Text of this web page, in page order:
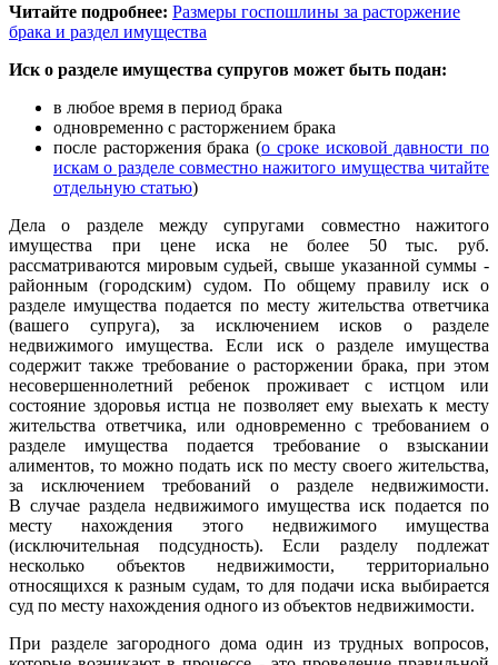
Читайте подробнее: Размеры госпошлины за расторжение
брака и раздел имущества
Иск о разделе имущества супругов может быть подан:
в любое время в период брака
одновременно с расторжением брака
после расторжения брака (о сроке исковой давности по
искам о разделе совместно нажитого имущества читайте
отдельную статью)
Дела о разделе между супругами совместно нажитого
имущества при цене иска не более 50 тыс. руб.
рассматриваются мировым судьей, свыше указанной суммы -
районным (городским) судом. По общему правилу иск о
разделе имущества подается по месту жительства ответчика
(вашего супруга), за исключением исков о разделе
недвижимого имущества. Если иск о разделе имущества
содержит также требование о расторжении брака, при этом
несовершеннолетний ребенок проживает с истцом или
состояние здоровья истца не позволяет ему выехать к месту
жительства ответчика, или одновременно с требованием о
разделе имущества подается требование о взыскании
алиментов, то можно подать иск по месту своего жительства,
за исключением требований о разделе недвижимости.
В случае раздела недвижимого имущества иск подается по
месту нахождения этого недвижимого имущества
(исключительная подсудность). Если разделу подлежат
несколько объектов недвижимости, территориально
относящихся к разным судам, то для подачи иска выбирается
суд по месту нахождения одного из объектов недвижимости.
При разделе загородного дома один из трудных вопросов,